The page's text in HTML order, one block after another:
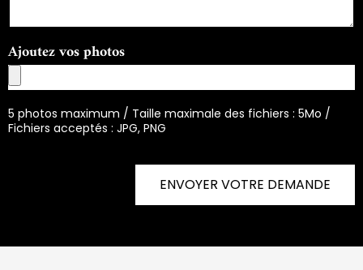
Ajoutez vos photos
5 photos maximum / Taille maximale des fichiers : 5Mo /
Fichiers acceptés : JPG, PNG
ENVOYER VOTRE DEMANDE